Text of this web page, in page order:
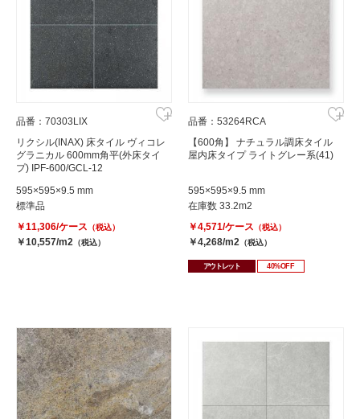
品番：70303LIX
リクシル(INAX) 床タイル ヴィコレ
グラニカル 600mm角平(外床タイ
プ) IPF-600/GCL-12
595×595×9.5 mm
標準品
￥11,306/ケース （税込）
￥10,557/m2 （税込）
品番：53264RCA
【600角】 ナチュラル調床タイル
屋内床タイプ ライトグレー系(41)
595×595×9.5 mm
在庫数 33.2m2
￥4,571/ケース （税込）
￥4,268/m2 （税込）
アウトレット 40%OFF